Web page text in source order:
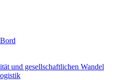
und gesellschaftlichen Wandel